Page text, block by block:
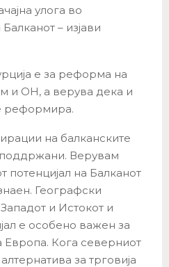
улога во
– изјави
е за реформа на
и ОН, а верува дека и
реформира.
на балканските
поддржани. Верувам
потенцијал на Балканот
Географски
и Истокот и
е особено важен за
Европа. Кога северниот
за трговија